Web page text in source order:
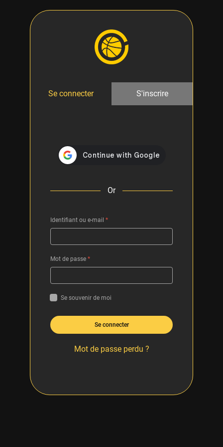
Se connecter S'inscrire
Or
Identifiant ou e-mail *
Mot de passe *
Se souvenir de moi
Se connecter
Mot de passe perdu ?